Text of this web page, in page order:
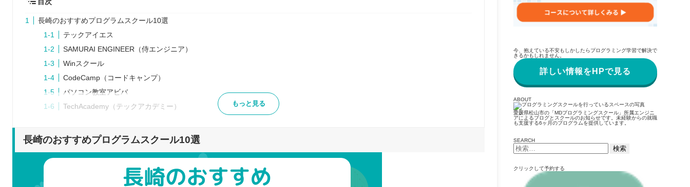
目次
長崎のおすすめプログラムスクール10選
テックアイエス
SAMURAI ENGINEER（侍エンジニア）
Winスクール
CodeCamp（コードキャンプ）
パソコン教室アビバ
TechAcademy（テックアカデミー）
デジハリオンライン
プログラムスクールを選ぶポイント
もっと見る
長崎のおすすめプログラムスクール10選
今、抱えている不安もしかしたらプログラミング学習で解決で
きるかもしれません。
詳しい情報をHPで見る
ABOUT
愛媛県松山市の「MDプログラミングスクール」所属エンジニ
アによるブログとスクールのお知らせです。未経験からの就職
も支援する6ヶ月のプログラムを提供しています。
SEARCH
検
索:
クリックして予約する